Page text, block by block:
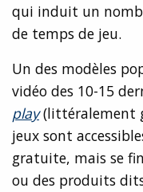
qui induit un
de temps de jeu.
Un des modèles
vidéo des 10-15
play(littéralement
jeux sont
gratuite, mais se
ou des produits